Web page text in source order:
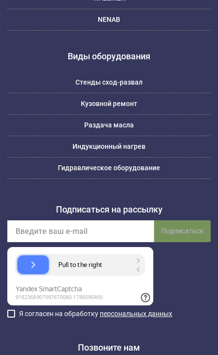
NENAB
Виды оборудования
Стенды сход-развал
Кузовной ремонт
Раздача масла
Индукционный нагрев
Гидравлическое оборудование
Подписаться на рассылку
Подписаться
Я согласен на обработку персональных данных
Позвоните нам